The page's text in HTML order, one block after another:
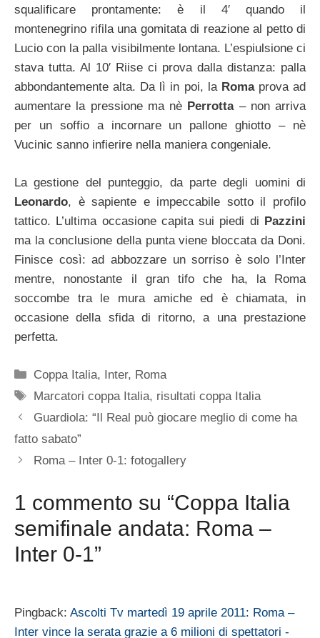
squalificare prontamente: è il 4′ quando il
montenegrino rifila una gomitata di reazione al petto di
Lucio con la palla visibilmente lontana. L’espiulsione ci
stava tutta. Al 10′ Riise ci prova dalla distanza: palla
abbondantemente alta. Da lì in poi, la Roma prova ad
aumentare la pressione ma nè Perrotta – non arriva
per un soffio a incornare un pallone ghiotto – nè
Vucinic sanno infierire nella maniera congeniale.
La gestione del punteggio, da parte degli uomini di
Leonardo, è sapiente e impeccabile sotto il profilo
tattico. L’ultima occasione capita sui piedi di Pazzini
ma la conclusione della punta viene bloccata da Doni.
Finisce così: ad abbozzare un sorriso è solo l’Inter
mentre, nonostante il gran tifo che ha, la Roma
soccombe tra le mura amiche ed è chiamata, in
occasione della sfida di ritorno, a una prestazione
perfetta.
Categorie
Coppa Italia, Inter, Roma
Tag
Marcatori coppa Italia, risultati coppa Italia
Guardiola: “Il Real può giocare meglio di come ha
fatto sabato”
Roma – Inter 0-1: fotogallery
1 commento su “Coppa Italia
semifinale andata: Roma –
Inter 0-1”
Pingback: Ascolti Tv martedì 19 aprile 2011: Roma –
Inter vince la serata grazie a 6 milioni di spettatori -